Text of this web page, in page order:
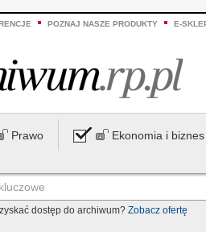
POZNAJ NASZE PRODUKTY E-
Prawo Ekonomia i biznes
dostęp do archiwum? Zobacz ofertę